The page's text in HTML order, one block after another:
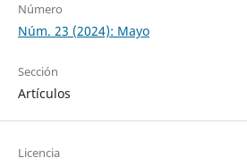
Número
Núm. 23 (2024): Mayo
Sección
Artículos
Licencia